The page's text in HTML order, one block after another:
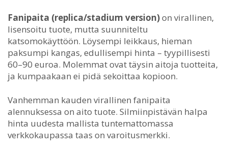
Fanipaita (replica/stadium version)on virallinen,
lisensoitu tuote, mutta suunniteltu
katsomokäyttöön. Löysempi leikkaus, hieman
paksumpi kangas, edullisempi hinta – tyypillisesti
60–90 euroa. Molemmat ovat täysin aitoja tuotteita,
ja kumpaakaan ei pidä sekoittaa kopioon.
Vanhemman kauden virallinen fanipaita
alennuksessa on aito tuote. Silmiinpistävän halpa
hinta uudesta mallista tuntemattomassa
verkkokaupassa taas on varoitusmerkki.